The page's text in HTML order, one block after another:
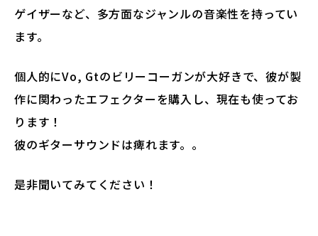
ゲイザーなど、多方面なジャンルの音楽性を持ってい
ます。
個人的にVo, Gtのビリーコーガンが大好きで、彼が製
作に関わったエフェクターを購入し、現在も使ってお
ります！
彼のギターサウンドは痺れます。。
是非聞いてみてください！